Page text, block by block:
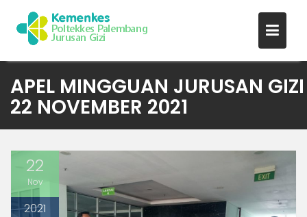
content
APEL MINGGUAN JURUSAN GIZI
22 NOVEMBER 2021
22
Nov
2021